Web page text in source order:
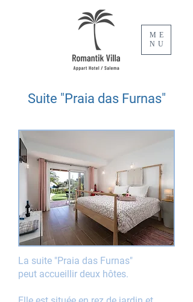
ME
NU
Suite "Praia das Furnas"
La suite "Praia das Furnas"
peut accueillir deux hôtes.